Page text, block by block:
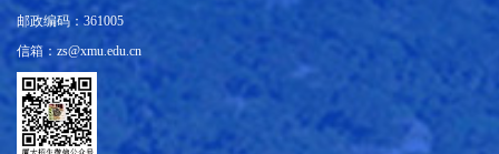
邮政编码：361005
信箱：zs@xmu.edu.cn